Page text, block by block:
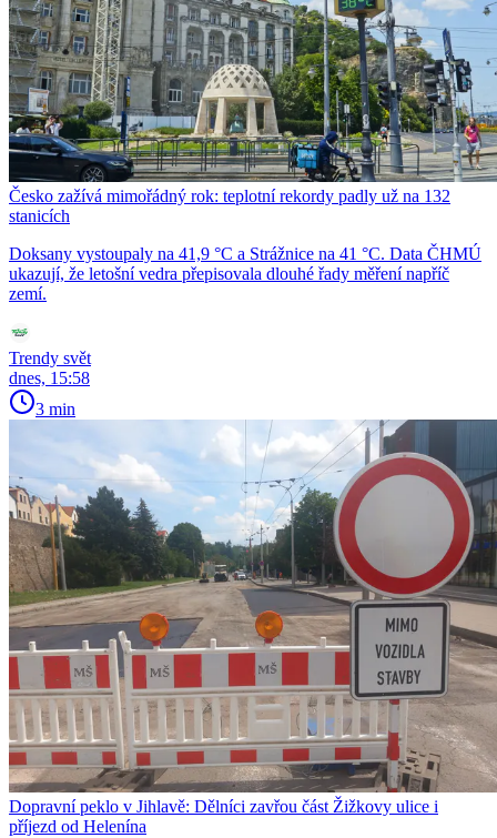
Česko zažívá mimořádný rok: teplotní rekordy padly už na 132
stanicích
Doksany vystoupaly na 41,9 °C a Strážnice na 41 °C. Data ČHMÚ
ukazují, že letošní vedra přepisovala dlouhé řady měření napříč
zemí.
Trendy svět
dnes, 15:58
3 min
Dopravní peklo v Jihlavě: Dělníci zavřou část Žižkovy ulice i
příjezd od Helenína